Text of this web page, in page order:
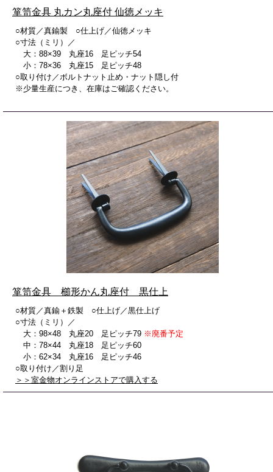
箪笥金具 丸カン丸座付 仙徳メッキ
○材質／真鍮製 ○仕上げ／仙徳メッキ
○寸法（ミリ）／
大：88×39 丸座16 足ピッチ54
小：78×36 丸座15 足ピッチ48
○取り付け／ボルトナット止め・ナット隠し付
※少量生産につき、在庫はご確認ください。
箪笥金具 櫛形かん丸座付 黒仕上
○材質／真鍮＋鉄製 ○仕上げ／黒仕上げ
○寸法（ミリ）／
大：98×48 丸座20 足ピッチ79 ※廃番予定
中：78×44 丸座18 足ピッチ60
小：62×34 丸座16 足ピッチ46
○取り付け／割り足
＞＞室金物オンラインストアで購入する